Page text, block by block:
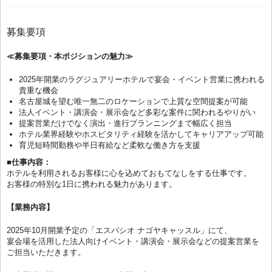
募集要項
≪募集要項・本ポジションの魅力≫
2025年開業のラグジュアリーホテルで宴会・イベント営業に携われる
貴重な機会
名古屋城を望む唯一無二のロケーションで上質な空間提案が可能
法人イベント・講演会・展示会など多彩な案件に関われるやりがい
提案営業だけでなく演出・進行プランニングまで幅広く担当
ホテル業界経験やホスピタリティ経験を活かしてキャリアアップ可能
育児短時間勤務や半日有給など柔軟な働き方を支援
■仕事内容：
ホテルを利用されるお客様に心を込めておもてなしをする仕事です。
お客様の特別な1日に携われる魅力があります。
【業務内容】
2025年10月開業予定の「エスパシオ ナゴヤキャッスル」にて、
宴会場を活用した法人向けイベント・講演会・展示会などの提案営業を
ご担当いただきます。